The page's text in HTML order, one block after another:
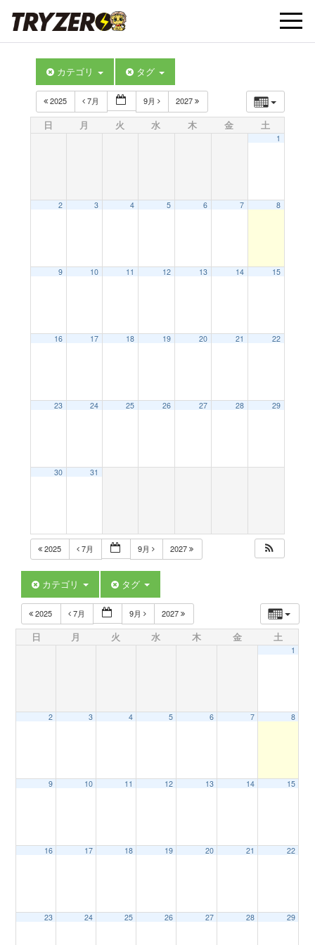
t
o
カテゴリ タグ
2025 7月 9月 2027
日 月 火 水 木 金 土
1
2 3 4 5 6 7 8
9 10 11 12 13 14 15
16 17 18 19 20 21 22
23 24 25 26 27 28 29
30 31
2025 7月 9月 2027
カテゴリ タグ
2025 7月 9月 2027
日 月 火 水 木 金 土
1
2 3 4 5 6 7 8
9 10 11 12 13 14 15
16 17 18 19 20 21 22
23 24 25 26 27 28 29